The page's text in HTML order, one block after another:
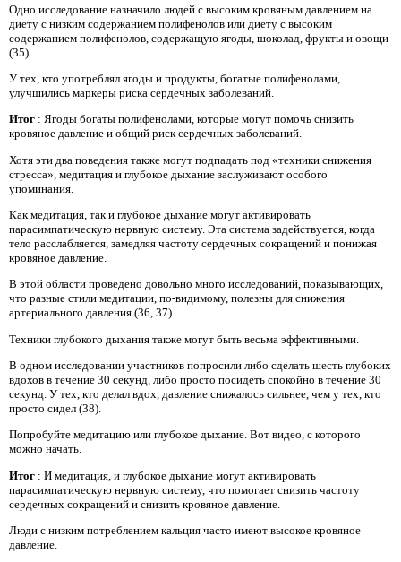
Одно исследование назначило людей с высоким кровяным давлением на
диету с низким содержанием полифенолов или диету с высоким
содержанием полифенолов, содержащую ягоды, шоколад, фрукты и овощи
(35).
У тех, кто употреблял ягоды и продукты, богатые полифенолами,
улучшились маркеры риска сердечных заболеваний.
Итог : Ягоды богаты полифенолами, которые могут помочь снизить
кровяное давление и общий риск сердечных заболеваний.
Хотя эти два поведения также могут подпадать под «техники снижения
стресса», медитация и глубокое дыхание заслуживают особого
упоминания.
Как медитация, так и глубокое дыхание могут активировать
парасимпатическую нервную систему. Эта система задействуется, когда
тело расслабляется, замедляя частоту сердечных сокращений и понижая
кровяное давление.
В этой области проведено довольно много исследований, показывающих,
что разные стили медитации, по-видимому, полезны для снижения
артериального давления (36, 37).
Техники глубокого дыхания также могут быть весьма эффективными.
В одном исследовании участников попросили либо сделать шесть глубоких
вдохов в течение 30 секунд, либо просто посидеть спокойно в течение 30
секунд. У тех, кто делал вдох, давление снижалось сильнее, чем у тех, кто
просто сидел (38).
Попробуйте медитацию или глубокое дыхание. Вот видео, с которого
можно начать.
Итог : И медитация, и глубокое дыхание могут активировать
парасимпатическую нервную систему, что помогает снизить частоту
сердечных сокращений и снизить кровяное давление.
Люди с низким потреблением кальция часто имеют высокое кровяное
давление.